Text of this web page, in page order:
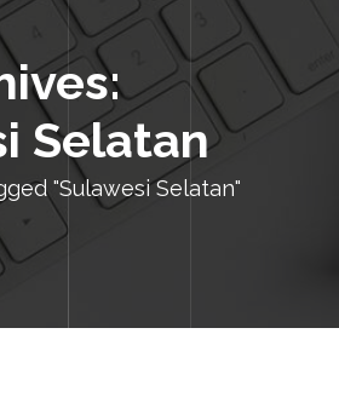
Selatan
"Sulawesi Selatan"